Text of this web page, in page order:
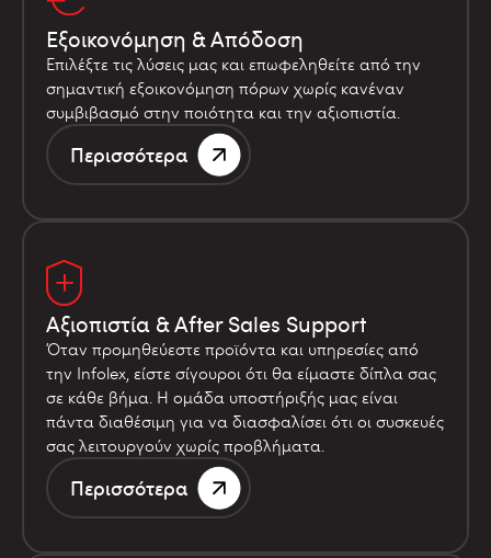
Εξοικονόμηση & Απόδοση
Επιλέξτε τις λύσεις μας και επωφεληθείτε από την
σημαντική εξοικονόμηση πόρων χωρίς κανέναν
συμβιβασμό στην ποιότητα και την αξιοπιστία.
Περισσότερα
Αξιοπιστία & After Sales Support
Όταν προμηθεύεστε προϊόντα και υπηρεσίες από
την Infolex, είστε σίγουροι ότι θα είμαστε δίπλα σας
σε κάθε βήμα. Η ομάδα υποστήριξής μας είναι
πάντα διαθέσιμη για να διασφαλίσει ότι οι συσκευές
σας λειτουργούν χωρίς προβλήματα.
Περισσότερα